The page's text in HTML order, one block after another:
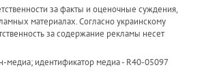
за факты и оценочные суждения,
материалах. Согласно украинскому
за содержание рекламы несет
медиа; идентификатор медиа - R40-05097